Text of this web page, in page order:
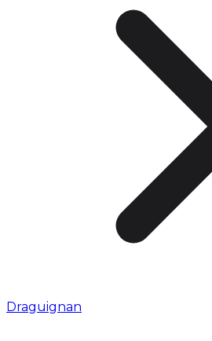
Draguignan